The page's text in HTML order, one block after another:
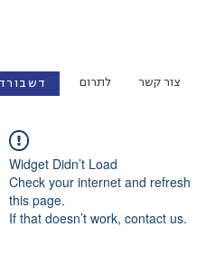
צור קשר לתרום
Widget Didn’t Load
Check your internet and refresh
this page.
If that doesn’t work, contact us.